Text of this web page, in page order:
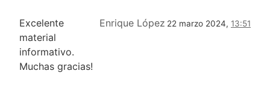
Enrique López 22 marzo 2024, 13:51
Excelente
material
informativo.
Muchas gracias!